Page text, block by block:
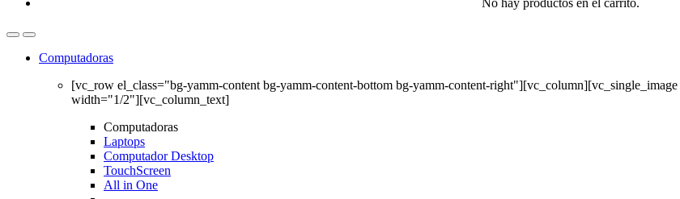
No hay productos en el carrito.
Computadoras
[vc_row el_class="bg-yamm-content bg-yamm-content-bottom bg-yamm-content-
width="1/2"][vc_column_text]
Computadoras
Laptops
Computador Desktop
TouchScreen
All in One